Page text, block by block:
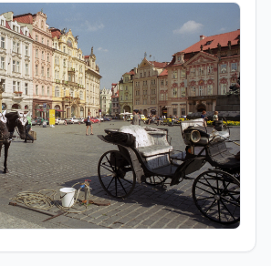
ha approfondito lo studio
biologici e degli equilibri che
i sistemi naturali, sia a livello
sia molecolare. Ha svolto
di ricerca presso il CNR–IBPM
di Biologia e Patologia
della Sapienza Università di
occupandosi in particolare di
Nel corso della sua
professionale ha inoltre
modo di confrontarsi con diverse
lavorative che, pur non sempre
collegate al suo ambito di
hanno contribuito ad ampliare il